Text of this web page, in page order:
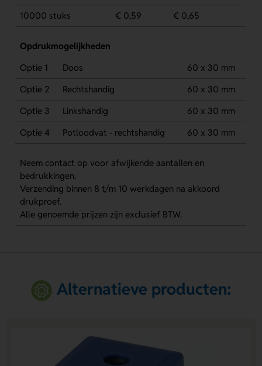
10000 stuks
€ 0,59 € 0,65
Opdrukmogelijkheden
Optie 1
Doos
60 x 30 mm
Optie 2
Rechtshandig
60 x 30 mm
Optie 3
Linkshandig
60 x 30 mm
Optie 4
Potloodvat - rechtshandig 60 x 30 mm
Neem contact op voor afwijkende aantallen en
bedrukkingen.
Verzending binnen 8 t/m 10 werkdagen na akkoord
drukproef.
Alle genoemde prijzen zijn exclusief BTW.
Alternatieve producten: